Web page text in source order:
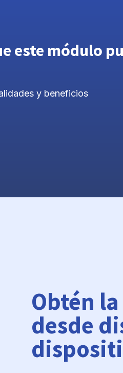
este módulo
y beneficios
Obtén
desde